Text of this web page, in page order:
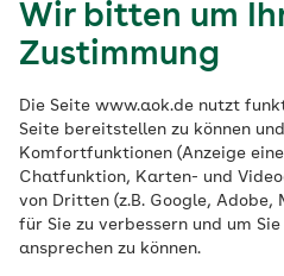
Wir bitten um
Zustimmung
Die Seite www.aok.de nutzt
Seite bereitstellen zu können
Komfortfunktionen (Anzeige
Chatfunktion, Karten- und
von Dritten (z.B. Google,
für Sie zu verbessern und um
ansprechen zu können.
Wasser &
Welche Folgen haben
Luftverschmutzung für